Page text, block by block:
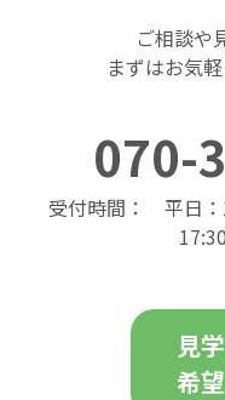
ご相談や
まずはお気
070-
受付時間： 平日
見
希